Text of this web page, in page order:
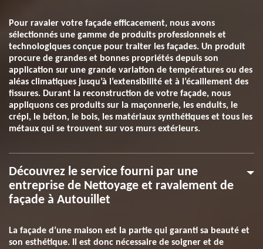
Pour ravaler votre façade efficacement, nous avons
sélectionnés une gamme de produits professionnels et
technologiques conçue pour traiter les façades. Un produit
procure de grandes et bonnes propriétés depuis son
application sur une grande variation de températures ou des
aléas climatiques jusqu’à l’extensibilité et à l’écaillement des
fissures. Durant la reconstruction de votre façade, nous
appliquons ces produits sur la maçonnerie, les enduits, le
crépi, le béton, le bois, les matériaux synthétiques et tous les
métaux qui se trouvent sur vos murs extérieurs.
Découvrez le service fourni par une
entreprise de Nettoyage et ravalement de
façade à Autouillet
La façade d’une maison est la partie qui garanti sa beauté et
son esthétique. Il est donc nécessaire de soigner et de